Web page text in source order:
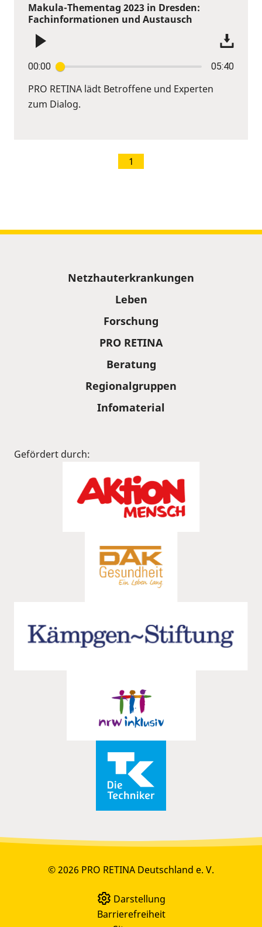
Makula-Thementag 2023 in Dresden:
Fachinformationen und Austausch
00:00 05:40
PRO RETINA lädt Betroffene und Experten
zum Dialog.
1
Netzhauterkrankungen
Leben
Forschung
PRO RETINA
Beratung
Regionalgruppen
Infomaterial
Gefördert durch:
© 2026 PRO RETINA Deutschland e. V.
Darstellung
Barrierefreiheit